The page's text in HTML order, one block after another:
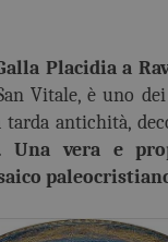
Placidia a
Vitale, è uno
antichità,
Una vera e